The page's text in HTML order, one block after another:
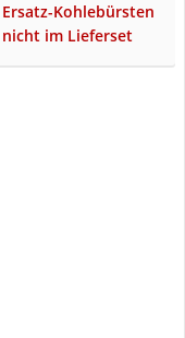
Ersatz-Kohlebürsten
nicht im Lieferset